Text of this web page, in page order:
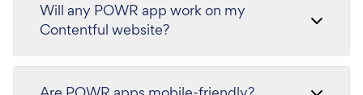
Will any POWR app work on my
Contentful website?